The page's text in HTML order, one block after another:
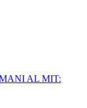
AL MIT: